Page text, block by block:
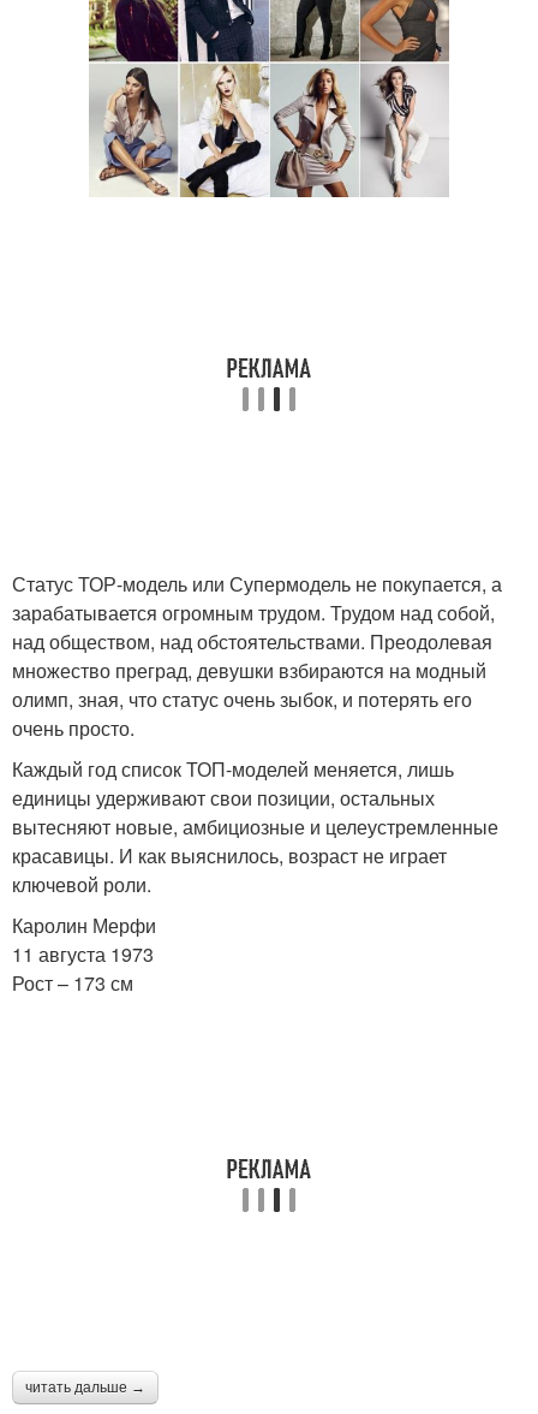
Статус ТОР-модель или Супермодель не покупается, а
зарабатывается огромным трудом. Трудом над собой,
над обществом, над обстоятельствами. Преодолевая
множество преград, девушки взбираются на модный
олимп, зная, что статус очень зыбок, и потерять его
очень просто.
Каждый год список ТОП-моделей меняется, лишь
единицы удерживают свои позиции, остальных
вытесняют новые, амбициозные и целеустремленные
красавицы. И как выяснилось, возраст не играет
ключевой роли.
Каролин Мерфи
11 августа 1973
Рост – 173 см
читать дальше →